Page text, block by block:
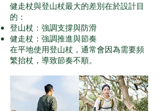
健走杖與登山杖最大的差別在於設計目
的：
登山杖：強調支撐與防滑
健走杖：強調推進與節奏
在平地使用登山杖，通常會因為需要頻
繁抬杖，導致節奏不順。